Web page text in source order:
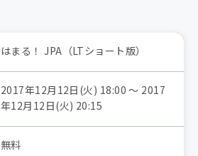
はまる！ JPA（LTショート版）
2017年12月12日(火) 18:00 〜 2017
年12月12日(火) 20:15
無料